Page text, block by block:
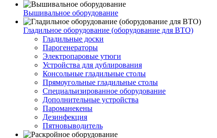
Вышивальное оборудование
Гладильное оборудование (оборудование для ВТО)
Гладильные доски
Парогенераторы
Электропаровые утюги
Устройства для дублирования
Консольные гладильные столы
Прямоугольные гладильные столы
Специальизированное оборудование
Дополнительные устройства
Пароманекены
Дезинфекция
Пятновыводитель